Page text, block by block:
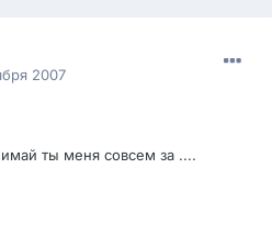
2007
ты меня совсем за ....